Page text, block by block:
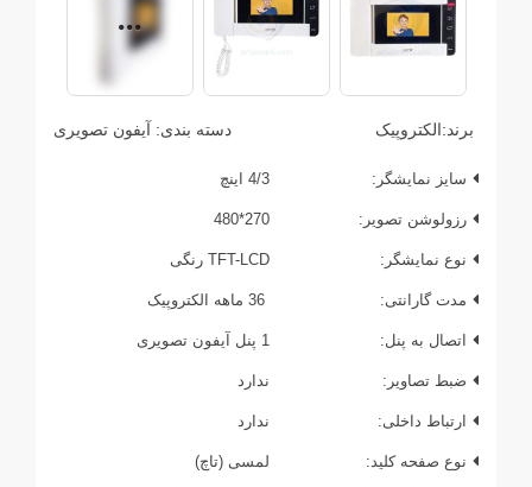
برند:الکتروپیک دسته بندی: آیفون تصویری
سایز نمایشگر: 4/3 اینچ
رزولوشن تصویر: 270*480
نوع نمایشگر: TFT-LCD رنگی
مدت گارانتی:
اتصال به پنل: 1 پنل آیفون تصویری
ضبط تصاویر: ندارد
ارتباط داخلی: ندارد
نوع صفحه کلید: لمسی (تاچ)